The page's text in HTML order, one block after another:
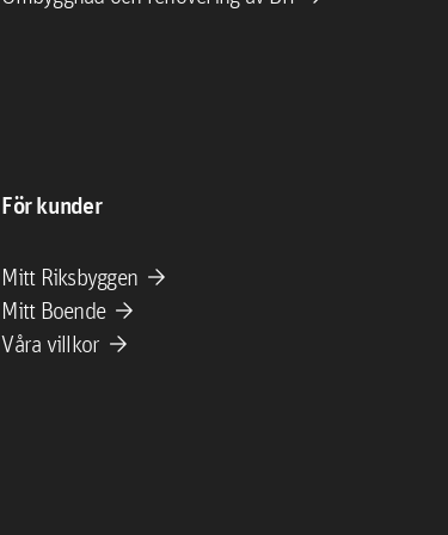
För kunder
Mitt Riksbyggen arrow_forward
Mitt Boende arrow_forward
Våra villkor arrow_forward